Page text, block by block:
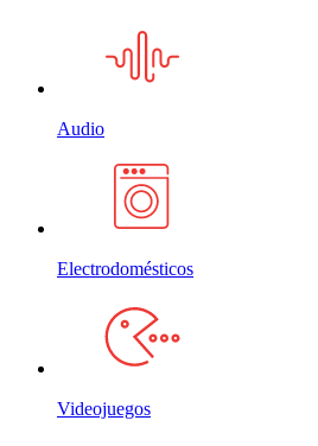
Audio
Electrodomésticos
Videojuegos